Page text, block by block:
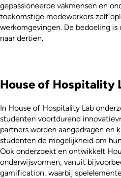
gepassioneerde vakmensen en
toekomstige medewerkers zelf
werkomgevingen. De bedoeling
naar dertien.
House of Hospitality
In House of Hospitality Lab
studenten voortdurend
partners worden aangedragen en
studenten de mogelijkheid om
Ook onderzoekt en ontwikkelt
onderwijsvormen, vanuit
gamification, waarbij